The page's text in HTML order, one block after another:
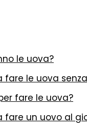
le uova?
le uova
fare le uova?
fare un uovo al